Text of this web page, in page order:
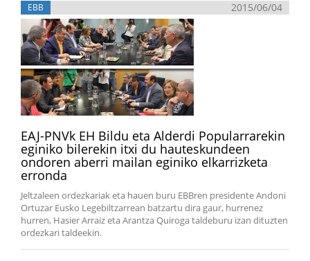
EBB 2015/06/04
EAJ-PNVk EH Bildu eta Alderdi Popularrarekin
eginiko bilerekin itxi du hauteskundeen
ondoren aberri mailan eginiko elkarrizketa
erronda
Jeltzaleen ordezkariak eta hauen buru EBBren presidente Andoni
Ortuzar Eusko Legebiltzarrean batzartu dira gaur, hurrenez
hurren, Hasier Arraiz eta Arantza Quiroga taldeburu izan dituzten
ordezkari taldeekin.